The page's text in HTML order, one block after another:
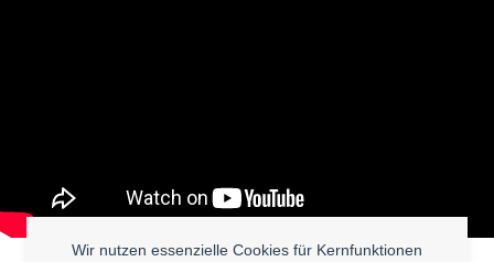
Wir nutzen essenzielle Cookies für Kernfunktionen